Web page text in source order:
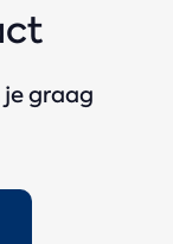
je graag